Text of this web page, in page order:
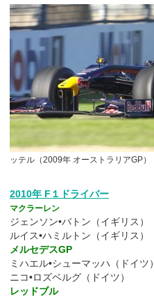
ッテル（2009年 オーストラリアGP）
2010年 F１ドライバー
マクラーレン
ジェンソン•バトン（イギリス）
ルイス•ハミルトン（イギリス）
メルセデスGP
ミハエル•シューマッハ（ドイツ）
ニコ•ロズベルグ（ドイツ）
レッドブル